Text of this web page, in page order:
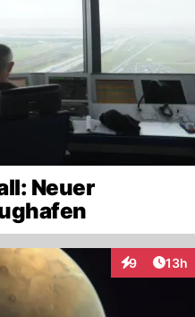
Neuer
9
Interaktionen
13h